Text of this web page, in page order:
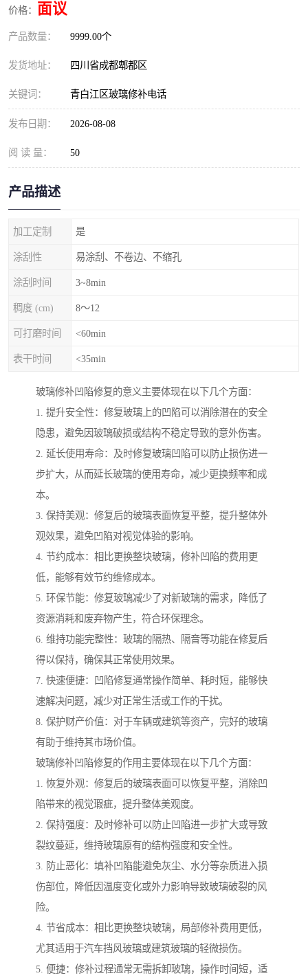
价格： 面议
产品数量： 9999.00个
发货地址： 四川省成都郫都区
关键词： 青白江区玻璃修补电话
发布日期： 2026-08-08
阅 读 量： 50
产品描述
加工定制 是
涂刮性 易涂刮、不卷边、不缩孔
涂刮时间 3~8min
稠度 (cm) 8～12
可打磨时间 <60min
表干时间 <35min
玻璃修补凹陷修复的意义主要体现在以下几个方面：
1. 提升安全性：修复玻璃上的凹陷可以消除潜在的安全
隐患，避免因玻璃破损或结构不稳定导致的意外伤害。
2. 延长使用寿命：及时修复玻璃凹陷可以防止损伤进一
步扩大，从而延长玻璃的使用寿命，减少更换频率和成
本。
3. 保持美观：修复后的玻璃表面恢复平整，提升整体外
观效果，避免凹陷对视觉体验的影响。
4. 节约成本：相比更换整块玻璃，修补凹陷的费用更
低，能够有效节约维修成本。
5. 环保节能：修复玻璃减少了对新玻璃的需求，降低了
资源消耗和废弃物产生，符合环保理念。
6. 维持功能完整性：玻璃的隔热、隔音等功能在修复后
得以保持，确保其正常使用效果。
7. 快速便捷：凹陷修复通常操作简单、耗时短，能够快
速解决问题，减少对正常生活或工作的干扰。
8. 保护财产价值：对于车辆或建筑等资产，完好的玻璃
有助于维持其市场价值。
玻璃修补凹陷修复的作用主要体现在以下几个方面：
1. 恢复外观：修复后的玻璃表面可以恢复平整，消除凹
陷带来的视觉瑕疵，提升整体美观度。
2. 保持强度：及时修补可以防止凹陷进一步扩大或导致
裂纹蔓延，维持玻璃原有的结构强度和安全性。
3. 防止恶化：填补凹陷能避免灰尘、水分等杂质进入损
伤部位，降低因温度变化或外力影响导致玻璃破裂的风
险。
4. 节省成本：相比更换整块玻璃，局部修补费用更低，
尤其适用于汽车挡风玻璃或建筑玻璃的轻微损伤。
5. 便捷：修补过程通常无需拆卸玻璃，操作时间短，适